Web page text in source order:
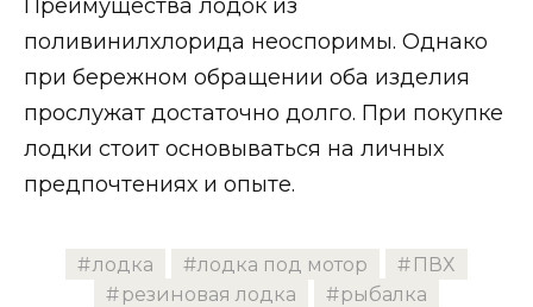
Преимущества лодок из
поливинилхлорида неоспоримы. Однако
при бережном обращении оба изделия
прослужат достаточно долго. При покупке
лодки стоит основываться на личных
предпочтениях и опыте.
лодка лодка под мотор
ПВХ
резиновая лодка
рыбалка